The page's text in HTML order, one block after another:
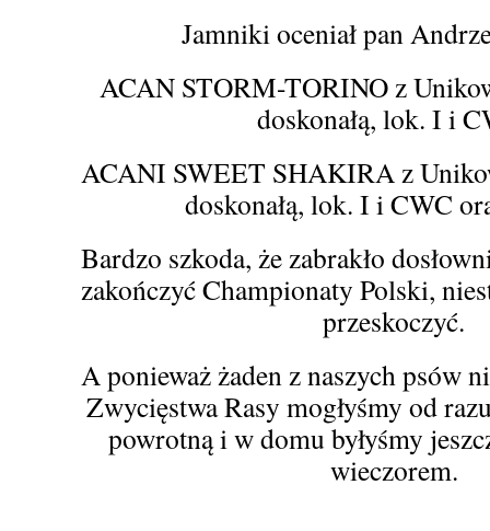
Jamniki oceniał pan
ACAN STORM-TORINO z
doskonałą, lok. I i
ACANI SWEET SHAKIRA z
doskonałą, lok. I i CWC
Bardzo szkoda, że zabrakło
zakończyć Championaty Polski,
przeskoczyć.
A ponieważ żaden z naszych psów
Zwycięstwa Rasy mogłyśmy od
powrotną i w domu byłyśmy
wieczorem.